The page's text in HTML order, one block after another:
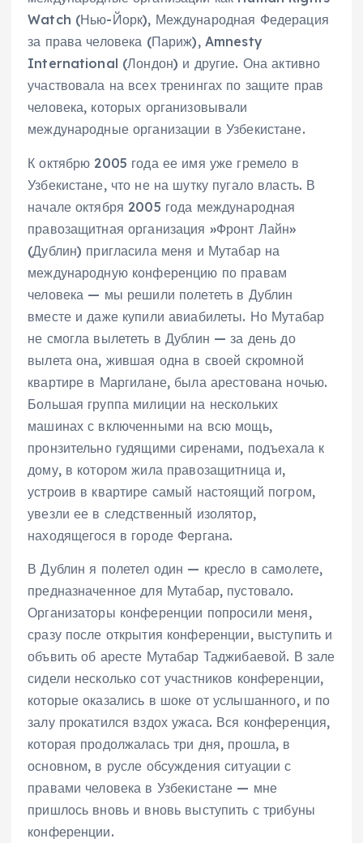
Watch (Нью-Йорк), Международная Федерация
за права человека (Париж), Amnesty
International (Лондон) и другие. Она активно
участвовала на всех тренингах по защите прав
человека, которых организовывали
международные организации в Узбекистане.
К октябрю 2005 года ее имя уже гремело в
Узбекистане, что не на шутку пугало власть. В
начале октября 2005 года международная
правозащитная организация »Фронт Лайн»
(Дублин) пригласила меня и Мутабар на
международную конференцию по правам
человека — мы решили полететь в Дублин
вместе и даже купили авиабилеты. Но Мутабар
не смогла вылететь в Дублин — за день до
вылета она, жившая одна в своей скромной
квартире в Маргилане, была арестована ночью.
Большая группа милиции на нескольких
машинах с включенными на всю мощь,
пронзительно гудящими сиренами, подъехала к
дому, в котором жила правозащитница и,
устроив в квартире самый настоящий погром,
увезли ее в следственный изолятор,
находящегося в городе Фергана.
В Дублин я полетел один — кресло в самолете,
предназначенное для Мутабар, пустовало.
Организаторы конференции попросили меня,
сразу после открытия конференции, выступить и
объвить об аресте Мутабар Таджибаевой. В зале
сидели несколько сот участников конференции,
которые оказались в шоке от услышанного, и по
залу прокатился вздох ужаса. Вся конференция,
которая продолжалась три дня, прошла, в
основном, в русле обсуждения ситуации с
правами человека в Узбекистане — мне
пришлось вновь и вновь выступить с трибуны
конференции.